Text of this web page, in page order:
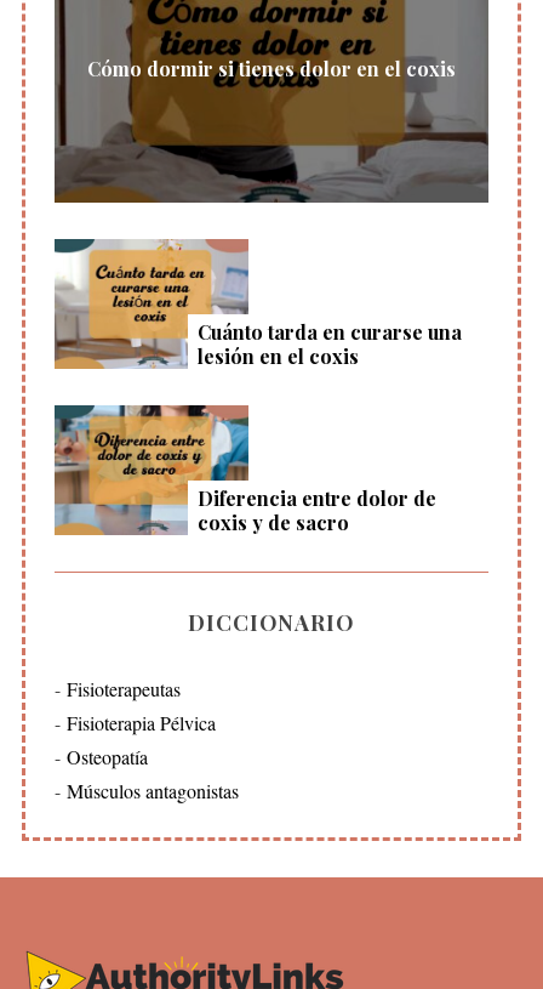
Cómo dormir si tienes dolor en el coxis
Cuánto tarda en curarse una
lesión en el coxis
Diferencia entre dolor de
coxis y de sacro
DICCIONARIO
Fisioterapeutas
Fisioterapia Pélvica
Osteopatía
Músculos antagonistas